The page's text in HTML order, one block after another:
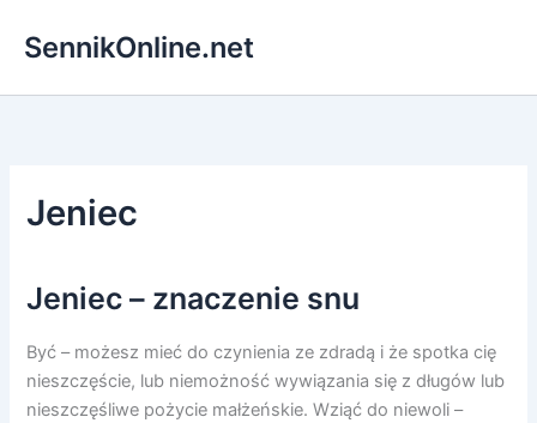
SennikOnline.net
Jeniec
Jeniec – znaczenie snu
Być – możesz mieć do czynienia ze zdradą i że spotka cię
nieszczęście, lub niemożność wywiązania się z długów lub
nieszczęśliwe pożycie małżeńskie. Wziąć do niewoli –